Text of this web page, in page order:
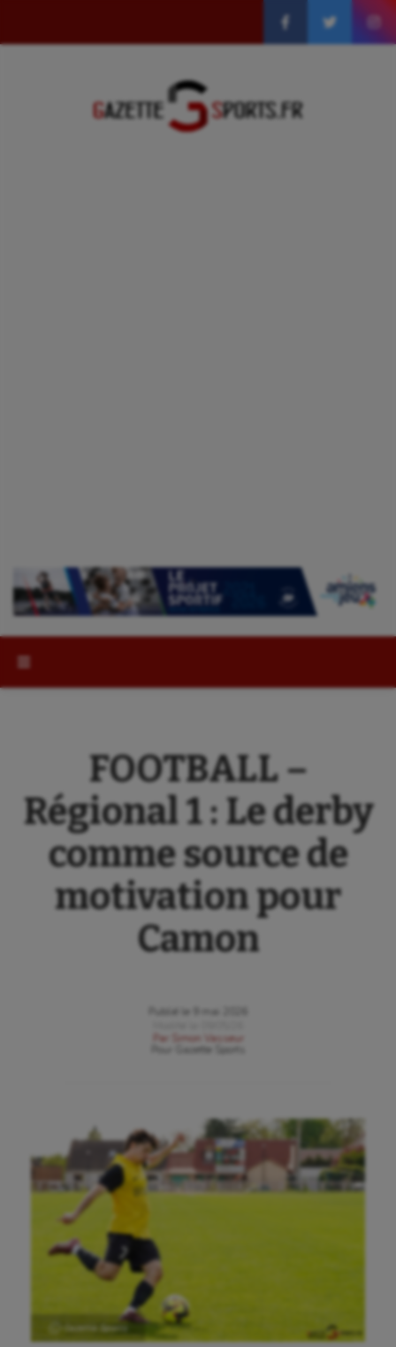
FOOTBALL –
Régional 1 : Le derby
comme source de
motivation pour
Camon
Publié le
9 mai 2026
Par
Simon Vasseur
Gazette Sports
Ⓒ Gazette Sports